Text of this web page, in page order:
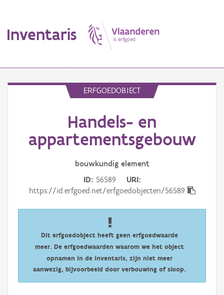
Inventaris
Aanduidingsobject
Gebeurtenis
Downloads
Hergebruik
ERFGOEDOBJECT
Handels- en
appartementsgebouw
bouwkundig element
ID 56589
URI
https://id.erfgoed.net/erfgoedobjecten/56589
Dit erfgoedobject heeft geen erfgoedwaarde
meer. De erfgoedwaarden waarom we het object
opnamen in de inventaris, zijn niet meer
aanwezig, bijvoorbeeld door verbouwing of sloop.